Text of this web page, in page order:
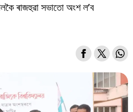
ৰাজহুৱা সভাতো অংশ ল’ব